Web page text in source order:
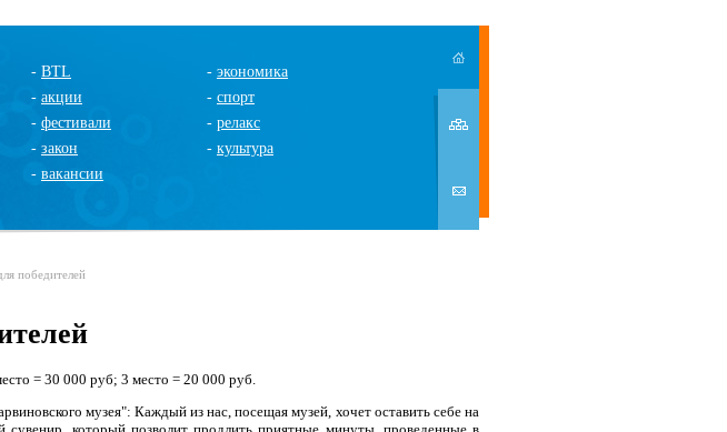
- BTL
- акции
- фестивали
- закон
- вакансии
- экономика
- спорт
- релакс
- культура
победителей
= 30 000 руб; 3 место = 20 000 руб.
музея": Каждый из нас, посещая музей, хочет оставить себе на